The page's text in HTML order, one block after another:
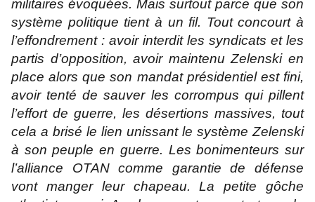
militaires évoquées. Mais surtout parce que son
système politique tient à un fil. Tout concourt à
l’effondrement : avoir interdit les syndicats et les
partis d’opposition, avoir maintenu Zelenski en
place alors que son mandat présidentiel est fini,
avoir tenté de sauver les corrompus qui pillent
l’effort de guerre, les désertions massives, tout
cela a brisé le lien unissant le système Zelenski
à son peuple en guerre. Les bonimenteurs sur
l’alliance OTAN comme garantie de défense
vont manger leur chapeau. La petite gôche